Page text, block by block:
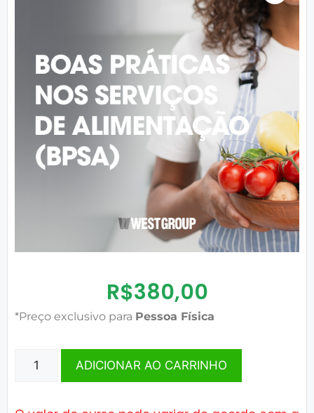
R$380,00
*Preço exclusivo para Pessoa Física
ADICIONAR AO CARRINHO